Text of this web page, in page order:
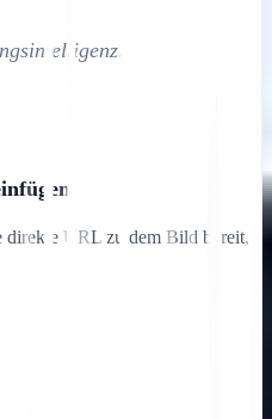
direkte URL zu dem Bild bereit,